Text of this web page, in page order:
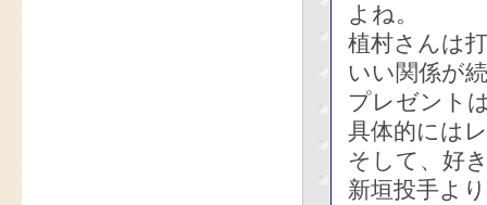
よね。
植村さんは
いい関係が
プレゼント
具体的には
そして、好
新垣投手よ